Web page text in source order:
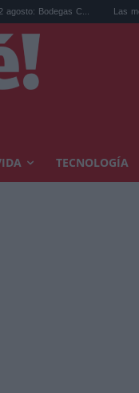
C... Las mejores
TECNOLOGÍA